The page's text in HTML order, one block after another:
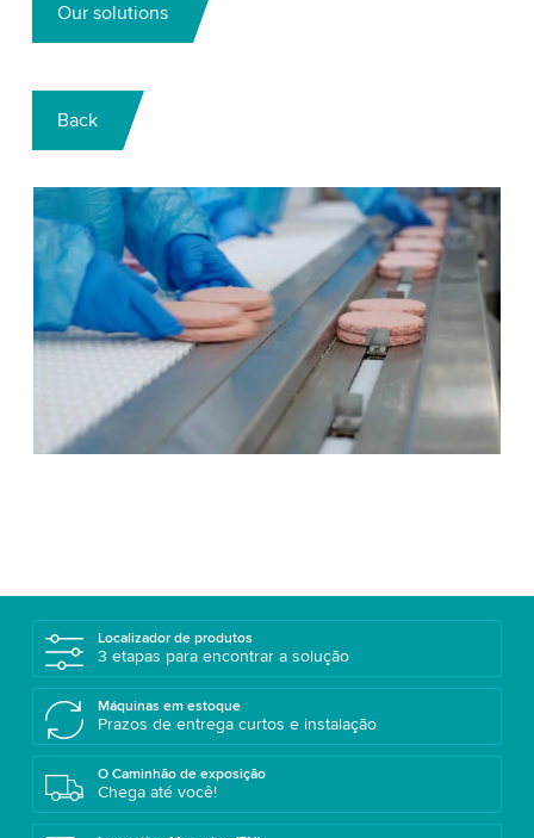
Our solutions
Back
Localizador de produtos
3 etapas para encontrar a solução
Máquinas em estoque
Prazos de entrega curtos e instalação
O Caminhão de exposição
Chega até você!